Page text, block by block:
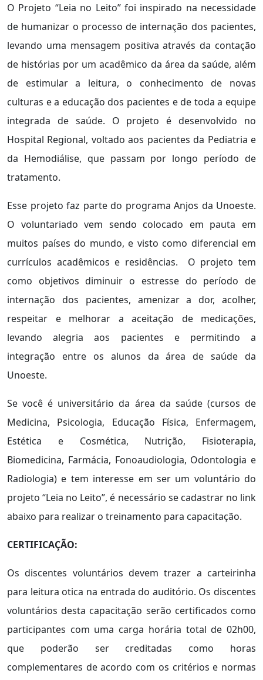
O Projeto “Leia no Leito” foi inspirado na necessidade
de humanizar o processo de internação dos pacientes,
levando uma mensagem positiva através da contação
de histórias por um acadêmico da área da saúde, além
de estimular a leitura, o conhecimento de novas
culturas e a educação dos pacientes e de toda a equipe
integrada de saúde. O projeto é desenvolvido no
Hospital Regional, voltado aos pacientes da Pediatria e
da Hemodiálise, que passam por longo período de
tratamento.
Esse projeto faz parte do programa Anjos da Unoeste.
O voluntariado vem sendo colocado em pauta em
muitos países do mundo, e visto como diferencial em
currículos acadêmicos e residências. O projeto tem
como objetivos diminuir o estresse do período de
internação dos pacientes, amenizar a dor, acolher,
respeitar e melhorar a aceitação de medicações,
levando alegria aos pacientes e permitindo a
integração entre os alunos da área de saúde da
Unoeste.
Se você é universitário da área da saúde (cursos de
Medicina, Psicologia, Educação Física, Enfermagem,
Estética e Cosmética, Nutrição, Fisioterapia,
Biomedicina, Farmácia, Fonoaudiologia, Odontologia e
Radiologia) e tem interesse em ser um voluntário do
projeto “Leia no Leito”, é necessário se cadastrar no link
abaixo para realizar o treinamento para capacitação.
CERTIFICAÇÃO:
Os discentes voluntários devem trazer a carteirinha
para leitura otica na entrada do auditório. Os discentes
voluntários desta capacitação serão certificados como
participantes com uma carga horária total de 02h00,
que poderão ser creditadas como horas
complementares de acordo com os critérios e normas